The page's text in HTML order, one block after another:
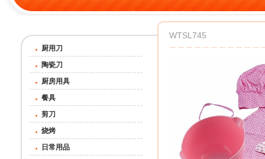
厨用刀
陶瓷刀
厨房用具
餐具
剪刀
烧烤
日常用品
WTSL745